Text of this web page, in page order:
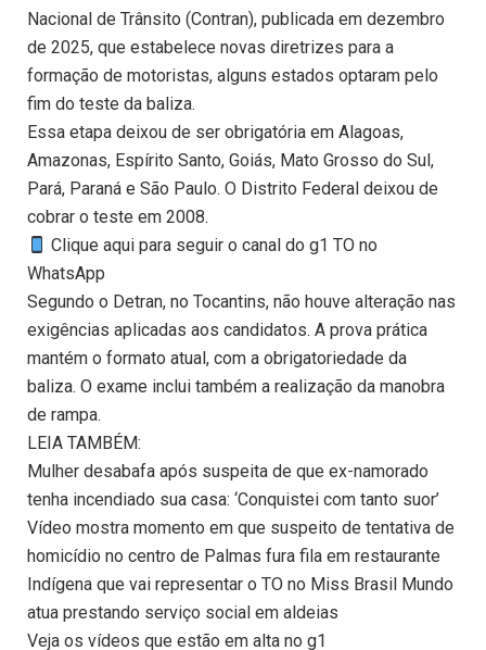
Nacional de Trânsito (Contran), publicada em dezembro
de 2025, que estabelece novas diretrizes para a
formação de motoristas, alguns estados optaram pelo
fim do teste da baliza.
Essa etapa deixou de ser obrigatória em Alagoas,
Amazonas, Espírito Santo, Goiás, Mato Grosso do Sul,
Pará, Paraná e São Paulo. O Distrito Federal deixou de
cobrar o teste em 2008.
Clique aqui para seguir o canal do g1 TO no
WhatsApp
Segundo o Detran, no Tocantins, não houve alteração nas
exigências aplicadas aos candidatos. A prova prática
mantém o formato atual, com a obrigatoriedade da
baliza. O exame inclui também a realização da manobra
de rampa.
LEIA TAMBÉM:
Mulher desabafa após suspeita de que ex-namorado
tenha incendiado sua casa: ‘Conquistei com tanto suor’
Vídeo mostra momento em que suspeito de tentativa de
homicídio no centro de Palmas fura fila em restaurante
Indígena que vai representar o TO no Miss Brasil Mundo
atua prestando serviço social em aldeias
Veja os vídeos que estão em alta no g1